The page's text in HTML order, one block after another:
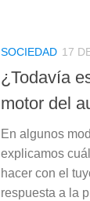
SOCIEDAD 17
¿Todavía
motor del
En algunos
explicamos
hacer con el
respuesta a la